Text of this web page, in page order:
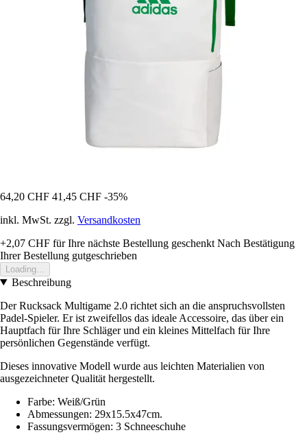
64,20 CHF 41,45 CHF -35%
inkl. MwSt. zzgl. Versandkosten
+2,07 CHF für Ihre nächste Bestellung geschenkt Nach Bestätigung
Ihrer Bestellung gutgeschrieben
Loading...
Beschreibung
Der Rucksack Multigame 2.0 richtet sich an die anspruchsvollsten
Padel-Spieler. Er ist zweifellos das ideale Accessoire, das über ein
Hauptfach für Ihre Schläger und ein kleines Mittelfach für Ihre
persönlichen Gegenstände verfügt.
Dieses innovative Modell wurde aus leichten Materialien von
ausgezeichneter Qualität hergestellt.
Farbe: Weiß/Grün
Abmessungen: 29x15.5x47cm.
Fassungsvermögen: 3 Schneeschuhe